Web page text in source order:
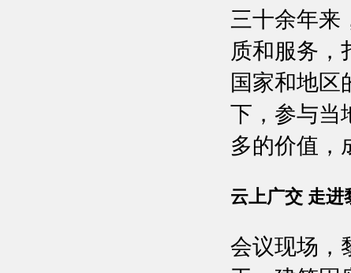
三十余年来
质和服务，
国家和地区
下，参与当
多的价值，
云上广交 走进
会议现场，